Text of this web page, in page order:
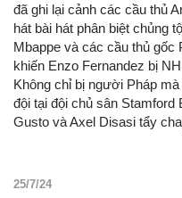
đã ghi lại cảnh các cầu thủ
hát bài hát phân biệt chủng
Mbappe và các cầu thủ gốc
khiến Enzo Fernandez bị
Không chỉ bị người Pháp
đội tại đội chủ sân Stamford
Gusto và Axel Disasi tẩy
25/7/24